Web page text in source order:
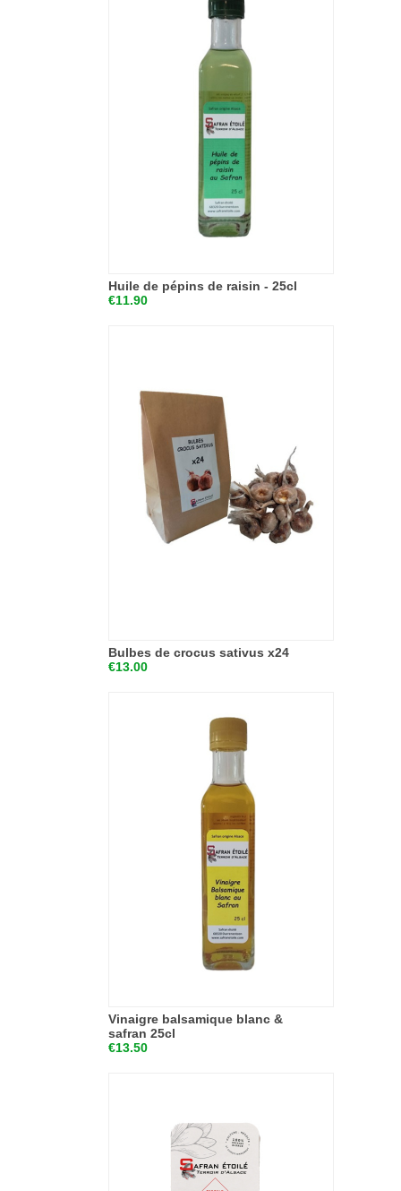
Huile de pépins de raisin - 25cl
€11.90
Bulbes de crocus sativus x24
€13.00
Vinaigre balsamique blanc &
safran 25cl
€13.50